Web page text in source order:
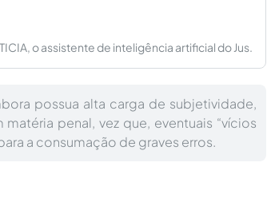
o assistente de inteligência artificial do Jus.
possua alta carga de subjetividade,
penal, vez que, eventuais “vícios
a consumação de graves erros.